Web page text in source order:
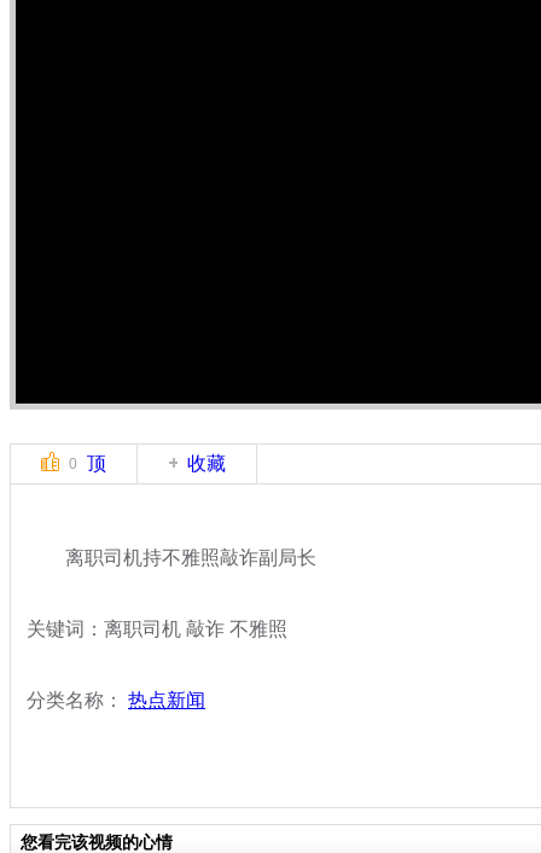
0 顶 收藏
离职司机持不雅照敲诈副局长
关键词：离职司机 敲诈 不雅照
分类名称： 热点新闻
您看完该视频的心情